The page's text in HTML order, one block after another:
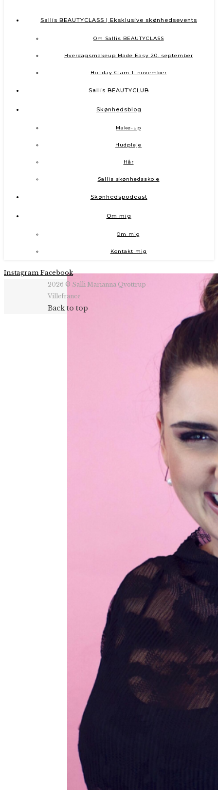
Sallis BEAUTYCLASS | Eksklusive skønhedsevents
Om Sallis BEAUTYCLASS
Hverdagsmakeup Made Easy 20. september
Holiday Glam 1. november
Sallis BEAUTYCLUB
Skønhedsblog
Make-up
Hudpleje
Hår
Sallis skønhedsskole
Skønhedspodcast
Om mig
Om mig
Kontakt mig
Instagram Facebook
2026 © Salli Marianna Qvottrup
Villefrance
Back to top